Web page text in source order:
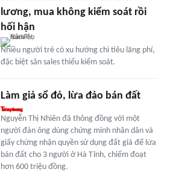
lương, mua không kiểm soát rồi
hối hận
Nhiều người trẻ có xu hướng chi tiêu lãng phí,
đặc biệt săn sales thiếu kiểm soát.
Làm giả sổ đỏ, lừa đảo bán đất
Nguyễn Thị Nhiên đã thông đồng với một
người đàn ông dùng chứng minh nhân dân và
giấy chứng nhận quyền sử dụng đất giả để lừa
bán đất cho 3 người ở Hà Tĩnh, chiếm đoạt
hơn 600 triệu đồng.